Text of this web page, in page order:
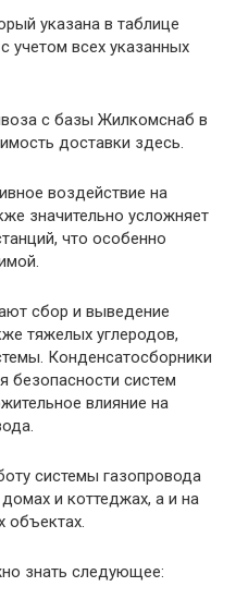
указана в таблице
учетом всех указанных
с базы Жилкомснаб в
доставки здесь.
воздействие на
значительно усложняет
что особенно
сбор и выведение
тяжелых углеродов,
Конденсатосборники
безопасности систем
влияние на
системы газопровода
и коттеджах, а и на
объектах.
знать следующее: